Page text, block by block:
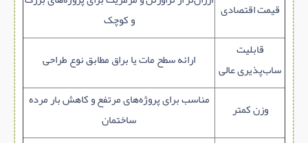
قیمت اقتصادی
و کوچک
قابلیت
ساب‌پذیری عالی
ارائه سطح مات یا براق مطابق نوع طراحی
وزن کمتر
مناسب برای پروژه‌های مرتفع و کاهش بار مرده
ساختمان